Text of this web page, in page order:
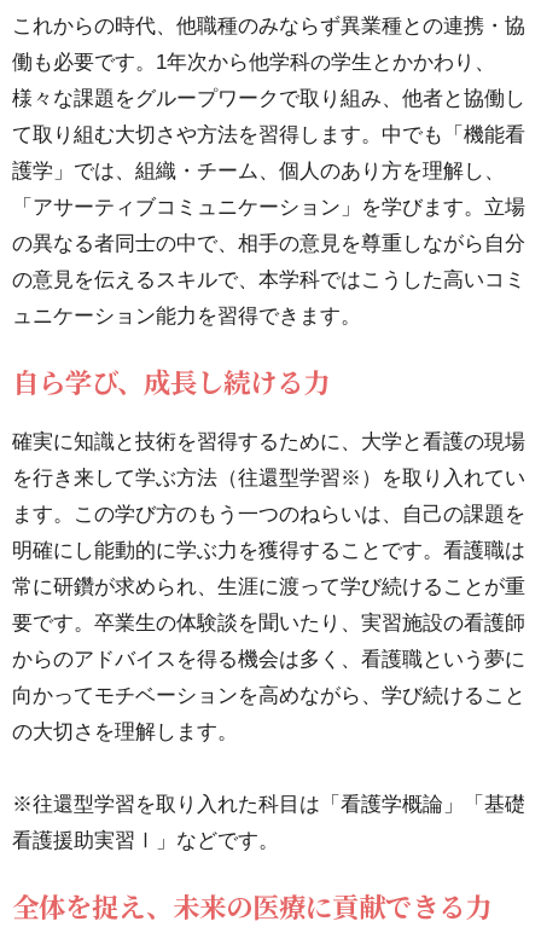
と協
働で
きる
力
2.2.
自ら
学
び、
成長
し続
力
2.3.
全体
を捉
え、
未来
の医
療に
でき
る力
3.
これからの時代、他職種のみならず異業種との連携・協
働も必要です。1年次から他学科の学生とかかわり、
様々な課題をグループワークで取り組み、他者と協働し
て取り組む大切さや方法を習得します。中でも「機能看
護学」では、組織・チーム、個人のあり方を理解し、
「アサーティブコミュニケーション」を学びます。立場
の異なる者同士の中で、相手の意見を尊重しながら自分
の意見を伝えるスキルで、本学科ではこうした高いコミ
ュニケーション能力を習得できます。
自ら学び、成長し続ける力
確実に知識と技術を習得するために、大学と看護の現場
を行き来して学ぶ方法（往還型学習※）を取り入れてい
ます。この学び方のもう一つのねらいは、自己の課題を
明確にし能動的に学ぶ力を獲得することです。看護職は
常に研鑽が求められ、生涯に渡って学び続けることが重
要です。卒業生の体験談を聞いたり、実習施設の看護師
からのアドバイスを得る機会は多く、看護職という夢に
向かってモチベーションを高めながら、学び続けること
の大切さを理解します。
※往還型学習を取り入れた科目は「看護学概論」「基礎
看護援助実習Ⅰ」などです。
全体を捉え、未来の医療に貢献できる力